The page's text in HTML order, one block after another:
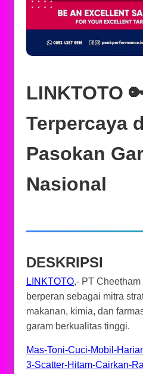
LINKTOTO
Terpercaya
Pasokan
Nasional
DESKRIPSI
LINKTOTO,- PT
berperan sebagai mitra
makanan, kimia, dan
garam berkualitas tinggi.
Mas-Toni-Cuci-Mobil-
3-Scatter-Hitam-Cairkan-